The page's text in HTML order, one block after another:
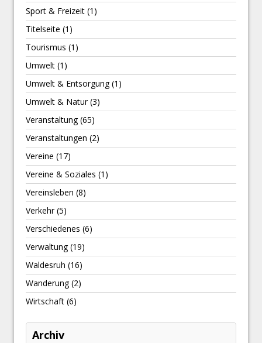
Sport & Freizeit (1)
Titelseite (1)
Tourismus (1)
Umwelt (1)
Umwelt & Entsorgung(1)
Umwelt & Natur(3)
Veranstaltung(65)
Veranstaltungen (2)
Vereine (17)
Vereine & Soziales (1)
Vereinsleben (8)
Verkehr(5)
Verschiedenes (6)
Verwaltung(19)
Waldesruh (16)
Wanderung(2)
Wirtschaft (6)
Archiv